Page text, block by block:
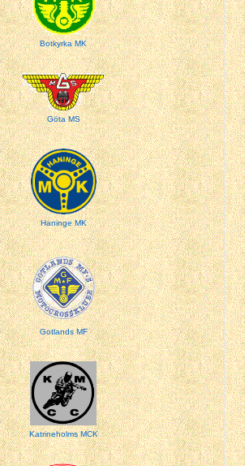
Botkyrka MK
Göta MS
Haninge MK
Gotlands MF
Katrineholms MCK